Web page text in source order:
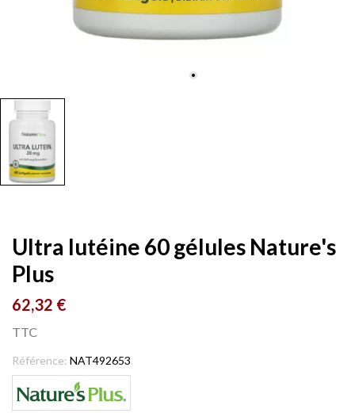
Ultra lutéine 60 gélules Nature's
Plus
62,32 €
TTC
Référence: NAT492653